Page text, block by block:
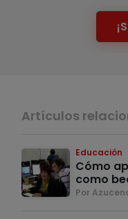
Artículos
Educación
Cómo
como
Por